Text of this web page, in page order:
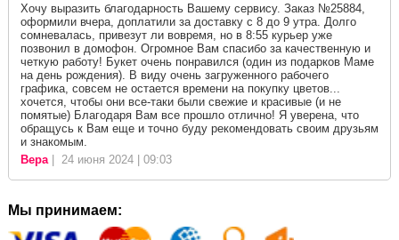
Хочу выразить благодарность Вашему сервису. Заказ №25884,
оформили вчера, доплатили за доставку с 8 до 9 утра. Долго
сомневалась, привезут ли вовремя, но в 8:55 курьер уже
позвонил в домофон. Огромное Вам спасибо за качественную и
четкую работу! Букет очень понравился (один из подарков Маме
на день рождения). В виду очень загруженного рабочего
графика, совсем не остается времени на покупку цветов...
хочется, чтобы они все-таки были свежие и красивые (и не
помятые) Благодаря Вам все прошло отлично! Я уверена, что
обращусь к Вам еще и точно буду рекомендовать своим друзьям
и знакомым.
Вера| 24 июня 2024 | 09:03
Мы принимаем: